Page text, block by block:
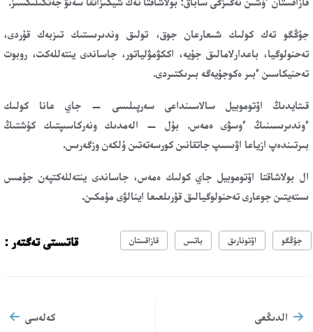
جۇڭگو تەك كولىك شىعارعان جوق، تولىق وندىرىستىك تىزبەك قۇردى،
تەحنولوگيا، باعدارلامالىق جۇيە، اككۋمۋلياتور، جاساندى ينتەللەكت، روبوت
تەحنيكاسىن ءبىر ەكوجۇيەگە بىرىكتىردى.
قىتايدىڭ اۆتوموبيل سالاسىنداعى سەرپىلىسى — جاي عانا كولىك
ءوندىرىسىنىڭ ءوسۋى ەمەس. بۇل — الەمدىك ونەركاسىپتىك كۇشتىڭ
بىرتىندەپ ازياعا اۋىسىپ جاتقانىن كورسەتەتىن ۇلكەن وزگەرىس.
ال بولاشاقتا اۆتوموبيل جاي كولىك ەمەس، جاساندى ينتەللەكتپەن جۇمىس
ىستەيتىن جوعارى تەحنولوگيالىق قۇرىلعىعا اينالۋى مۇمكىن.
قاتىستى تەگتەر : جۇڭگو اۆتونارىق باتىس قازاقستان
الدىڭعى كەلەسى